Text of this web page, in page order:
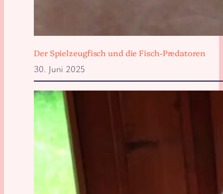
Der Spielzeugfisch und die Fisch-Predatoren
30. Juni 2025